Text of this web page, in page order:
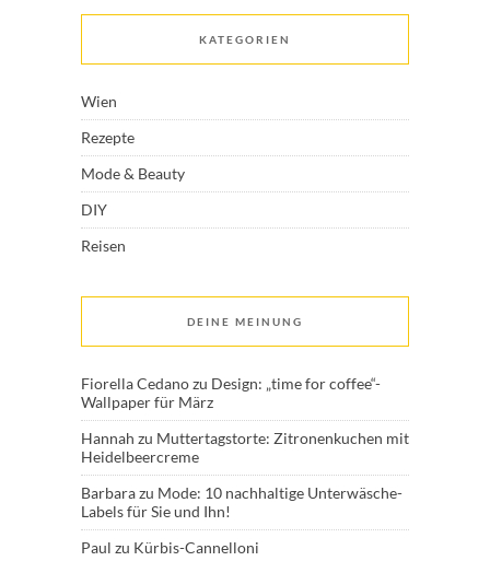
KATEGORIEN
Wien
Rezepte
Mode & Beauty
DIY
Reisen
DEINE MEINUNG
Fiorella Cedanozu Design: „time for coffee“-
Wallpaper für März
Hannah zu Muttertagstorte: Zitronenkuchen mit
Heidelbeercreme
Barbarazu Mode: 10 nachhaltige Unterwäsche-
Labels für Sie und Ihn!
Paul zu Kürbis-Cannelloni